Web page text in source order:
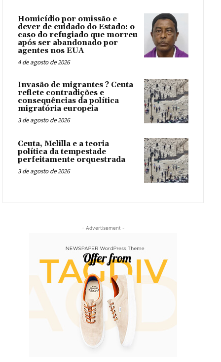
Homicídio por omissão e
dever de cuidado do Estado: o
caso do refugiado que morreu
após ser abandonado por
agentes nos EUA
4 de agosto de 2026
Invasão de migrantes ? Ceuta
reflete contradições e
consequências da política
migratória europeia
3 de agosto de 2026
Ceuta, Melilla e a teoria
política da tempestade
perfeitamente orquestrada
3 de agosto de 2026
- Advertisement -